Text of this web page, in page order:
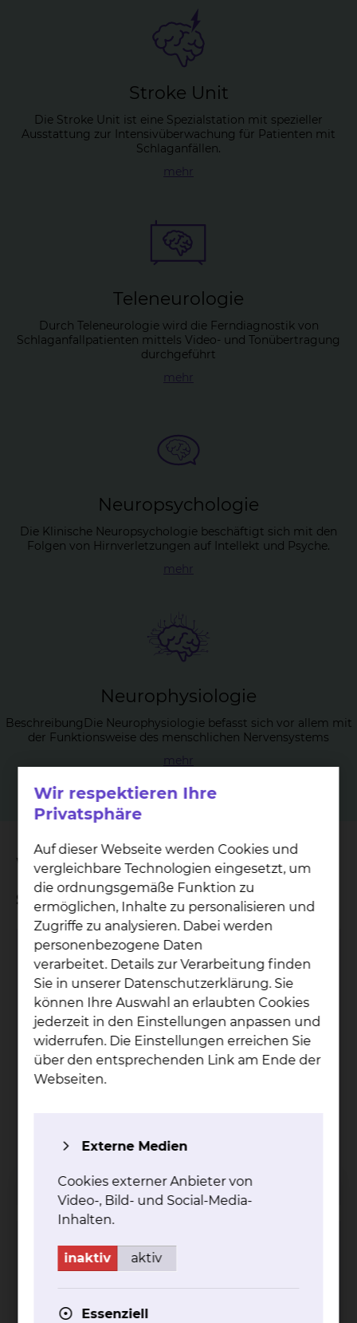
Stroke Unit
Die Stroke Unit ist eine Spezialstation mit spezieller
Ausstattung zur Intensivüberwachung für Patienten mit
Schlaganfällen.
mehr
Te­l­e­n­eu­ro­lo­gie
Durch Teleneurologie wird die Ferndiagnostik von
Schlaganfallpatienten mittels Video- und Tonübertragung
durchgeführt
mehr
Neu­ro­psy­cho­lo­gie
Die Klinische Neuropsychologie beschäftigt sich mit den
Folgen von Hirnverletzungen auf Intellekt und Psyche.
mehr
Neu­ro­phy­sio­lo­gie
BeschreibungDie Neurophysiologie befasst sich vor allem mit
der Funktionsweise des menschlichen Nervensystems
mehr
Wichtige Kontakte
Sekretariat
Diana Salvador Mutimba
Tel.:
+49 531 595 2285
Fax: +49 531 595 2659
Per E-Mail kontaktieren
Annemarie Hejna
Wir respektieren Ihre
Privatsphäre
Auf dieser Webseite werden Cookies und
vergleichbare Technologien eingesetzt, um
die ordnungsgemäße Funktion zu
ermöglichen, Inhalte zu personalisieren und
Zugriffe zu analysieren. Dabei werden
personenbezogene Daten
verarbeitet. Details zur Verarbeitung finden
Sie in unserer Datenschutzerklärung. Sie
können Ihre Auswahl an erlaubten Cookies
jederzeit in den Einstellungen anpassen und
widerrufen. Die Einstellungen erreichen Sie
über den entsprechenden Link am Ende der
Webseiten.
Externe Medien
Cookies externer Anbieter von
Video-, Bild- und Social-Media-
Inhalten.
inaktiv aktiv
Essenziell